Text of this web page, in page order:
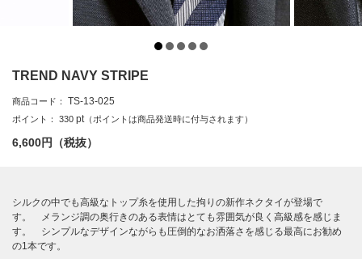
TREND NAVY STRIPE
商品コード： TS-13-025
ポイント： 330 pt （ポイントは商品発送時に付与されます）
6,600円（税抜）
シルクの中でも高級なトップ糸を使用した拘りの新作ネクタイが登場で
す。 メランジ調の奥行きのある表情はとても雰囲気が良く高級感を感じま
す。 シンプルなデザインながらも圧倒的なお洒落さを感じる最高にお勧め
の1本です。